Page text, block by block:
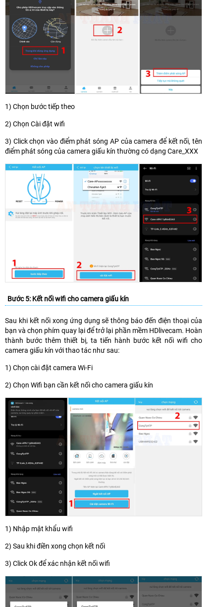
1) Chọn bước tiếp theo
2) Chọn Cài đặt wifi
3) Click chọn vào điểm phát sóng AP của camera để kết nối, tên
điểm phát sóng của camera giấu kín thường có dạng Care_XXX
Bước 5: Kết nối wifi cho camera giấu kín
Sau khi kết nối xong ứng dụng sẽ thông báo đến điện thoại của
bạn và chọn phím quay lại để trở lại phần mềm HDlivecam. Hoàn
thành bước thêm thiết bị, ta tiến hành bước kết nối wifi cho
camera giấu kín với thao tác như sau:
1) Chọn cài đặt camera Wi-Fi
2) Chọn Wifi bạn cần kết nối cho camera giấu kín
1) Nhập mật khẩu wifi
2) Sau khi điền xong chọn kết nối
3) Click Ok để xác nhận kết nối wifi